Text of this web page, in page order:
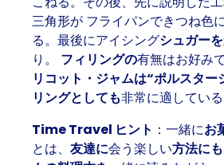
三角形が フライパンできつね色
る。最後にアイシングシュガー
り。 フィリングの有無はお好み
リコット・ジャムは“ポルスター
リングとしても非常に適している
Time Travel ヒント ：一緒にお
とは、 友達に会う楽しい方法にも